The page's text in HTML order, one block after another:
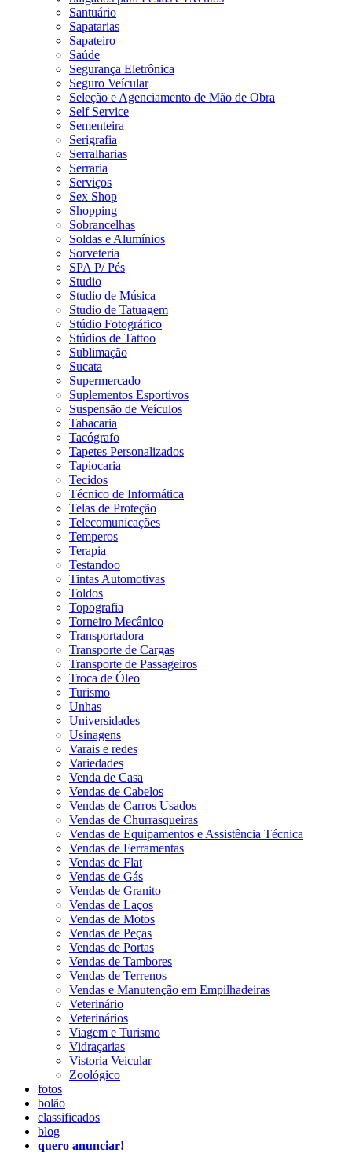
Santuário
Sapatarias
Sapateiro
Saúde
Segurança Eletrônica
Seguro Veícular
Seleção e Agenciamento de Mão de Obra
Self Service
Sementeira
Serigrafia
Serralharias
Serraria
Serviços
Sex Shop
Shopping
Sobrancelhas
Soldas e Alumínios
Sorveteria
SPA P/ Pés
Studio
Studio de Música
Studio de Tatuagem
Stúdio Fotográfico
Stúdios de Tattoo
Sublimação
Sucata
Supermercado
Suplementos Esportivos
Suspensão de Veículos
Tabacaria
Tacógrafo
Tapetes Personalizados
Tapiocaria
Tecidos
Técnico de Informática
Telas de Proteção
Telecomunicações
Temperos
Terapia
Testandoo
Tintas Automotivas
Toldos
Topografia
Torneiro Mecânico
Transportadora
Transporte de Cargas
Transporte de Passageiros
Troca de Óleo
Turismo
Unhas
Universidades
Usinagens
Varais e redes
Variedades
Venda de Casa
Vendas de Cabelos
Vendas de Carros Usados
Vendas de Churrasqueiras
Vendas de Equipamentos e Assistência Técnica
Vendas de Ferramentas
Vendas de Flat
Vendas de Gás
Vendas de Granito
Vendas de Laços
Vendas de Motos
Vendas de Peças
Vendas de Portas
Vendas de Tambores
Vendas de Terrenos
Vendas e Manutenção em Empilhadeiras
Veterinário
Veterinários
Viagem e Turismo
Vidraçarias
Vistoria Veicular
Zoológico
fotos
bolão
classificados
blog
quero anunciar!